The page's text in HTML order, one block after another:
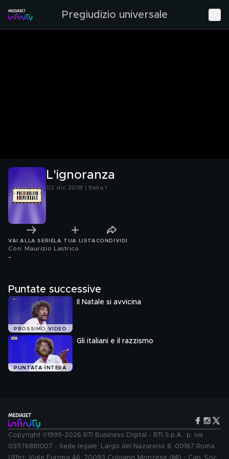
Pregiudizio universale
L'ignoranza
03 dic 2018 | Italia 1
VAI ALLA SERIE LA TUA LISTA CONDIVIDI
Con: Maurizio Lastrico
-
Puntate successive
PROSSIMO VIDEO
Il Natale si avvicina
PUNTATA INTERA
Gli italiani e il razzismo
Copyright ©1999-2026 RTI Business Digital - RTI S.p.A.: p. iva
03976881007 - Sede legale: Largo del Nazareno 8, 00187 Roma.